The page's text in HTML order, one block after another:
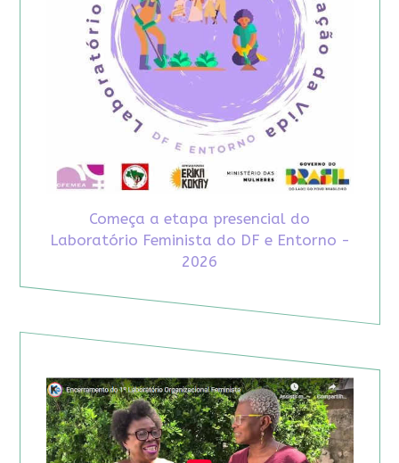
Começa a etapa presencial do
Laboratório Feminista do DF e Entorno -
2026